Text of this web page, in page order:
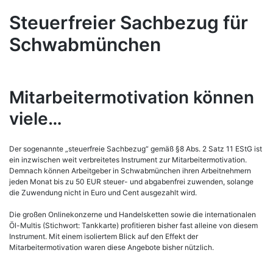
Steuerfreier Sachbezug für
Schwabmünchen
Mitarbeitermotivation können
viele…
Der sogenannte „steuerfreie Sachbezug“ gemäß §8 Abs. 2 Satz 11 EStG ist
ein inzwischen weit verbreitetes Instrument zur Mitarbeitermotivation.
Demnach können Arbeitgeber in Schwabmünchen ihren Arbeitnehmern
jeden Monat bis zu 50 EUR steuer- und abgabenfrei zuwenden, solange
die Zuwendung nicht in Euro und Cent ausgezahlt wird.
Die großen Onlinekonzerne und Handelsketten sowie die internationalen
Öl-Multis (Stichwort: Tankkarte) profitieren bisher fast alleine von diesem
Instrument. Mit einem isoliertem Blick auf den Effekt der
Mitarbeitermotivation waren diese Angebote bisher nützlich.